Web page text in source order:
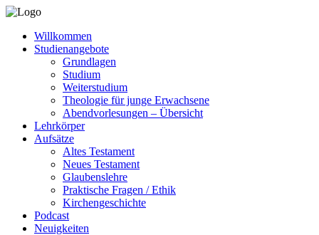
Willkommen
Studienangebote
Grundlagen
Studium
Weiterstudium
Theologie für junge Erwachsene
Abendvorlesungen – Übersicht
Lehrkörper
Aufsätze
Altes Testament
Neues Testament
Glaubenslehre
Praktische Fragen / Ethik
Kirchengeschichte
Podcast
Neuigkeiten